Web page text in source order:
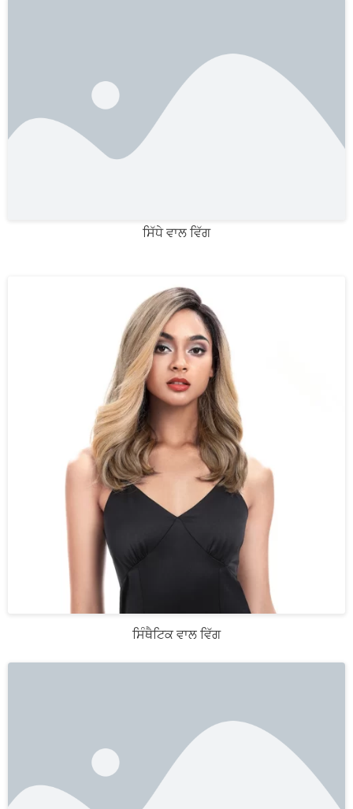
ਸਿੱਧੇ ਵਾਲ ਵਿੱਗ
ਸਿੰਥੈਟਿਕ ਵਾਲ ਵਿੱਗ